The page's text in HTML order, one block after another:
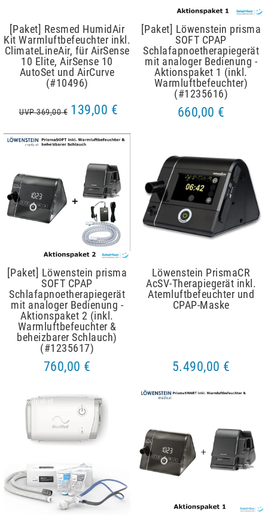
[Paket] Resmed HumidAir
Kit Warmluftbefeuchter inkl.
ClimateLineAir, für AirSense
10 Elite, AirSense 10
AutoSet und AirCurve
(#10496)
UVP 369,00 € 139,00 €
[Paket] Löwenstein prisma
SOFT CPAP
Schlafapnoetherapiegerät
mit analoger Bedienung -
Aktionspaket 1 (inkl.
Warmluftbefeuchter)
(#1235616)
660,00 €
Artikelpaket
[Paket] Löwenstein prisma
SOFT CPAP
Schlafapnoetherapiegerät
mit analoger Bedienung -
Aktionspaket 2 (inkl.
Warmluftbefeuchter &
beheizbarer Schlauch)
(#1235617)
760,00 €
Löwenstein PrismaCR
AcSV-Therapiegerät inkl.
Atemluftbefeuchter und
CPAP-Maske
5.490,00 €
Artikelpaket Artikelpaket